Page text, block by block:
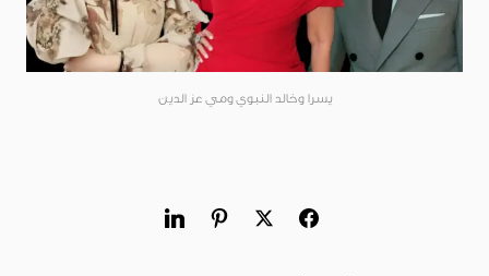
يسرا وخالد النبوي ومي عز الدين